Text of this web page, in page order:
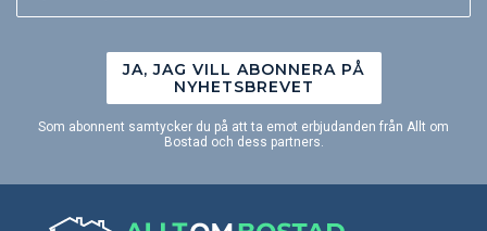
JA, JAG VILL ABONNERA PÅ
NYHETSBREVET
Som abonnent samtycker du på att ta emot erbjudanden från Allt om
Bostad och dess partners.